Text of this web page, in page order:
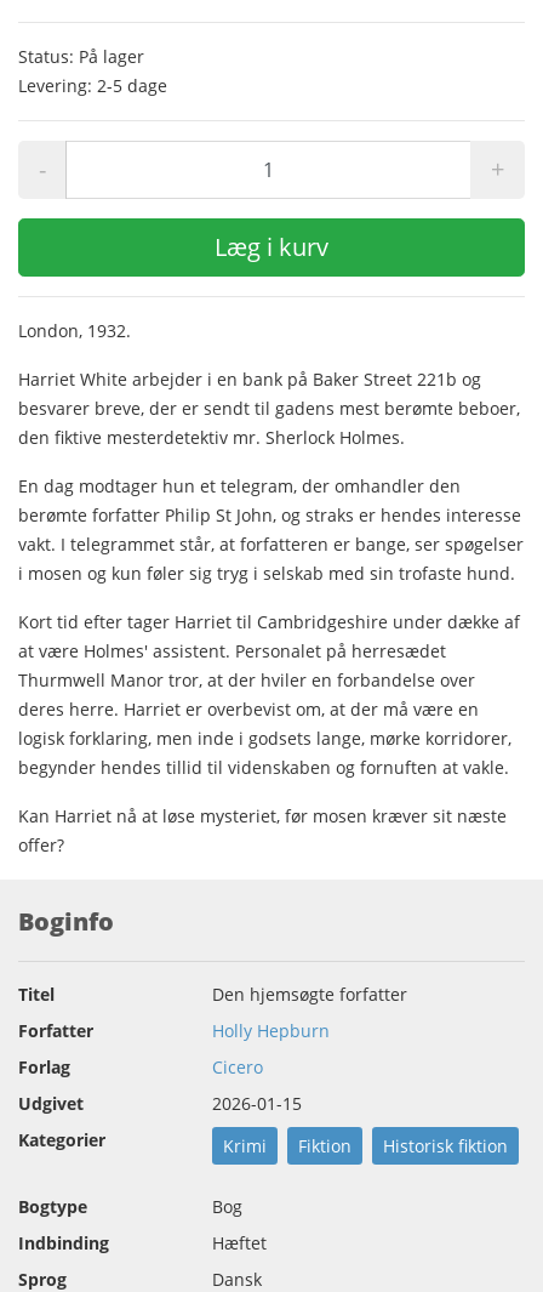
Status: På lager
Levering: 2-5 dage
- +
Læg i kurv
London, 1932.
Harriet White arbejder i en bank på Baker Street 221b og
besvarer breve, der er sendt til gadens mest berømte beboer,
den fiktive mesterdetektiv mr. Sherlock Holmes.
En dag modtager hun et telegram, der omhandler den
berømte forfatter Philip St John, og straks er hendes interesse
vakt. I telegrammet står, at forfatteren er bange, ser spøgelser
i mosen og kun føler sig tryg i selskab med sin trofaste hund.
Kort tid efter tager Harriet til Cambridgeshire under dække af
at være Holmes' assistent. Personalet på herresædet
Thurmwell Manor tror, at der hviler en forbandelse over
deres herre. Harriet er overbevist om, at der må være en
logisk forklaring, men inde i godsets lange, mørke korridorer,
begynder hendes tillid til videnskaben og fornuften at vakle.
Kan Harriet nå at løse mysteriet, før mosen kræver sit næste
offer?
Boginfo
Titel
Den hjemsøgte forfatter
Forfatter
Holly Hepburn
Forlag
Cicero
Udgivet
2026-01-15
Kategorier
Krimi Fiktion Historisk fiktion
Bogtype
Bog
Indbinding
Hæftet
Sprog
Dansk